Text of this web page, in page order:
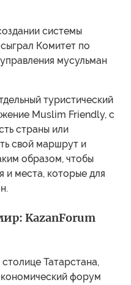
системы
Комитет по
мусульман
туристический
Muslim Friendly, с
страны или
свой маршрут и
образом, чтобы
и места, которые для
KazanForum
Татарстана,
форум